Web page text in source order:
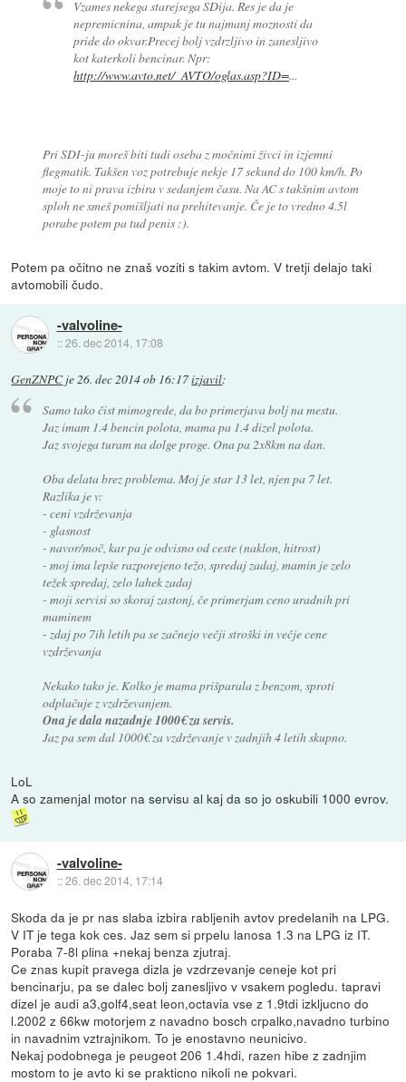
Vzames nekega starejsega SDija. Res je da je
nepremicnina, ampak je tu najmanj moznosti da
pride do okvar.Precej bolj vzdrzljivo in zanesljivo
kot katerkoli bencinar. Npr:
http://www.avto.net/_AVTO/oglas.asp?ID=...
Pri SDI-ju moreš biti tudi oseba z močnimi živci in izjemni
flegmatik. Takšen voz potrebuje nekje 17 sekund do 100 km/h. Po
moje to ni prava izbira v sedanjem času. Na AC s takšnim avtom
sploh ne smeš pomišljati na prehitevanje. Če je to vredno 4.5l
porabe potem pa tud penis :).
Potem pa očitno ne znaš voziti s takim avtom. V tretji delajo taki
avtomobili čudo.
-valvoline-
::26. dec 2014, 17:08
GenZNPCje26. dec 2014 ob 16:17izjavil:
Samo tako čist mimogrede, da bo primerjava bolj na mestu.
Jaz imam 1.4 bencin polota, mama pa 1.4 dizel polota.
Jaz svojega turam na dolge proge. Ona pa 2x8km na dan.
Oba delata brez problema. Moj je star 13 let, njen pa 7 let.
Razlika je v:
- ceni vzdrževanja
- glasnost
- navor/moč, kar pa je odvisno od ceste (naklon, hitrost)
- moj ima lepše razporejeno težo, spredaj zadaj, mamin je zelo
težek spredaj, zelo lahek zadaj
- moji servisi so skoraj zastonj, če primerjam ceno uradnih pri
maminem
- zdaj po 7ih letih pa se začnejo večji stroški in večje cene
vzdrževanja
Nekako tako je. Kolko je mama prišparala z benzom, sproti
odplačuje z vzdrževanjem.
Ona je dala nazadnje 1000€ za servis.
Jaz pa sem dal 1000€ za vzdrževanje v zadnjih 4 letih skupno.
LoL
A so zamenjal motor na servisu al kaj da so jo oskubili 1000 evrov.
-valvoline-
::26. dec 2014, 17:14
Skoda da je pr nas slaba izbira rabljenih avtov predelanih na LPG.
V IT je tega kok ces. Jaz sem si prpelu lanosa 1.3 na LPG iz IT.
Poraba 7-8l plina +nekaj benza zjutraj.
Ce znas kupit pravega dizla je vzdrzevanje ceneje kot pri
bencinarju, pa se dalec bolj zanesljivo v vsakem pogledu. tapravi
dizel je audi a3,golf4,seat leon,octavia vse z 1.9tdi izkljucno do
l.2002 z 66kw motorjem z navadno bosch crpalko,navadno turbino
in navadnim vztrajnikom. To je enostavno neunicivo.
Nekaj podobnega je peugeot 206 1.4hdi, razen hibe z zadnjim
mostom to je avto ki se prakticno nikoli ne pokvari.